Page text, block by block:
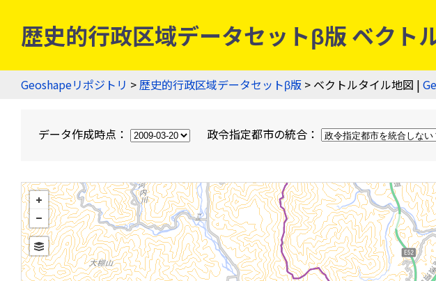
歴史的行政区域データセットβ版 ベクト
Geoshapeリポジトリ >歴史的行政区域データセットβ版 > ベクトルタイル地図 |
データ作成時点： 政令指定都市の統合：